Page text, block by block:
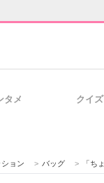
タメ クイズ
ョン > バッグ > 「ちょ